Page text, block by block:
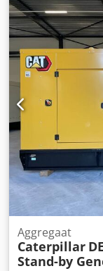
x 140 cm CE-
contact op met
opties en
dak - Tankwagen
Aggregaat
Caterpillar
Stand-by